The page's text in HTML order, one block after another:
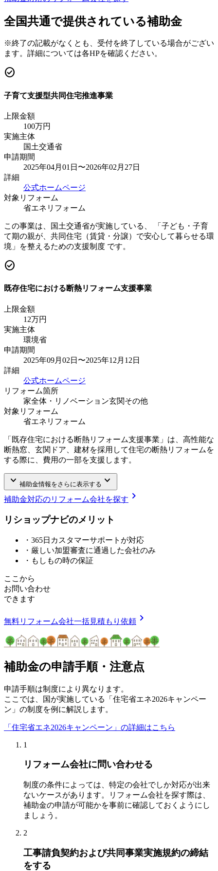
全国共通で提供されている補助金
※終了の記載がなくとも、受付を終了している場合がござい
ます。詳細については各HPを確認ください。
check_circle
子育て支援型共同住宅推進事業
上限金額
100万円
実施主体
国土交通省
申請期間
2025年04月01日〜2026年02月27日
詳細
公式ホームページ
対象リフォーム
省エネリフォーム
この事業は、国土交通省が実施している、 「子ども・子育
て期の親が、共同住宅（賃貸・分譲）で安心して暮らせる環
境」を整えるための支援制度 です。
check_circle
既存住宅における断熱リフォーム支援事業
上限金額
12万円
実施主体
環境省
申請期間
2025年09月02日〜2025年12月12日
詳細
公式ホームページ
リフォーム箇所
家全体・リノベーション玄関その他
対象リフォーム
省エネリフォーム
「既存住宅における断熱リフォーム支援事業」は、高性能な
断熱窓、玄関ドア、建材を採用して住宅の断熱リフォームを
する際に、費用の一部を支援します。
keyboard_arrow_down 補助金情報をさらに表示する keyboard_arrow_down
補助金対応のリフォーム会社を探す chevron_right
リショップナビのメ リ ッ ト
・365日カスタマーサポートが対応
・厳しい加盟審査に通過した会社のみ
・もしもの時の保証
ここから
お問い合わせ
できます
無料リフォーム会社一括見積もり依頼 chevron_right
補助金の申請手順・注意点
申請手順は制度により異なります。
ここでは、国が実施している「住宅省エネ2026キャンペー
ン」の制度を例に解説します。
「住宅省エネ2026キャンペーン」の詳細はこちら
1
リフォーム会社に問い合わせる
制度の条件によっては、特定の会社でしか対応が出来
ないケースがあります。リフォーム会社を探す際は、
補助金の申請が可能かを事前に確認しておくようにし
ましょう。
2
工事請負契約および共同事業実施規約の締結
をする